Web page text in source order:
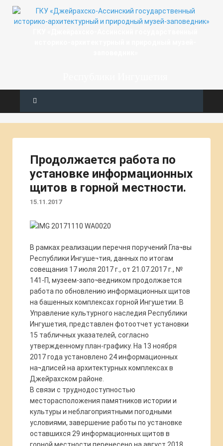
Продолжается работа по
установке информационных
щитов в горной местности.
15.11.2017
В рамках реализации перечня поручений Гла¬вы
Республики Ингуше¬тия, данных по итогам
совещания 17 июля 2017 г., от 21.07.2017 г., №
141-П, музеем-запо¬ведником продолжается
работа по обновлению информационных щитов
на башенных комплексах горной Ингушетии. В
Управление культурного наследия Республики
Ингушетия, представлен фотоотчет установки
15 табличных указателей, согласно
утвержденному план-графику. На 13 ноября
2017 года установлено 24 информационных
на¬дписей на архитектурных комплексах в
Джейрахском районе.
В связи с труднодоступностью
месторасположения памятников истории и
культуры и неблагоприятными погодными
условиями, завершение работы по установке
оставшихся 29 информационных щитов в
горной местности перенесено на август 2018